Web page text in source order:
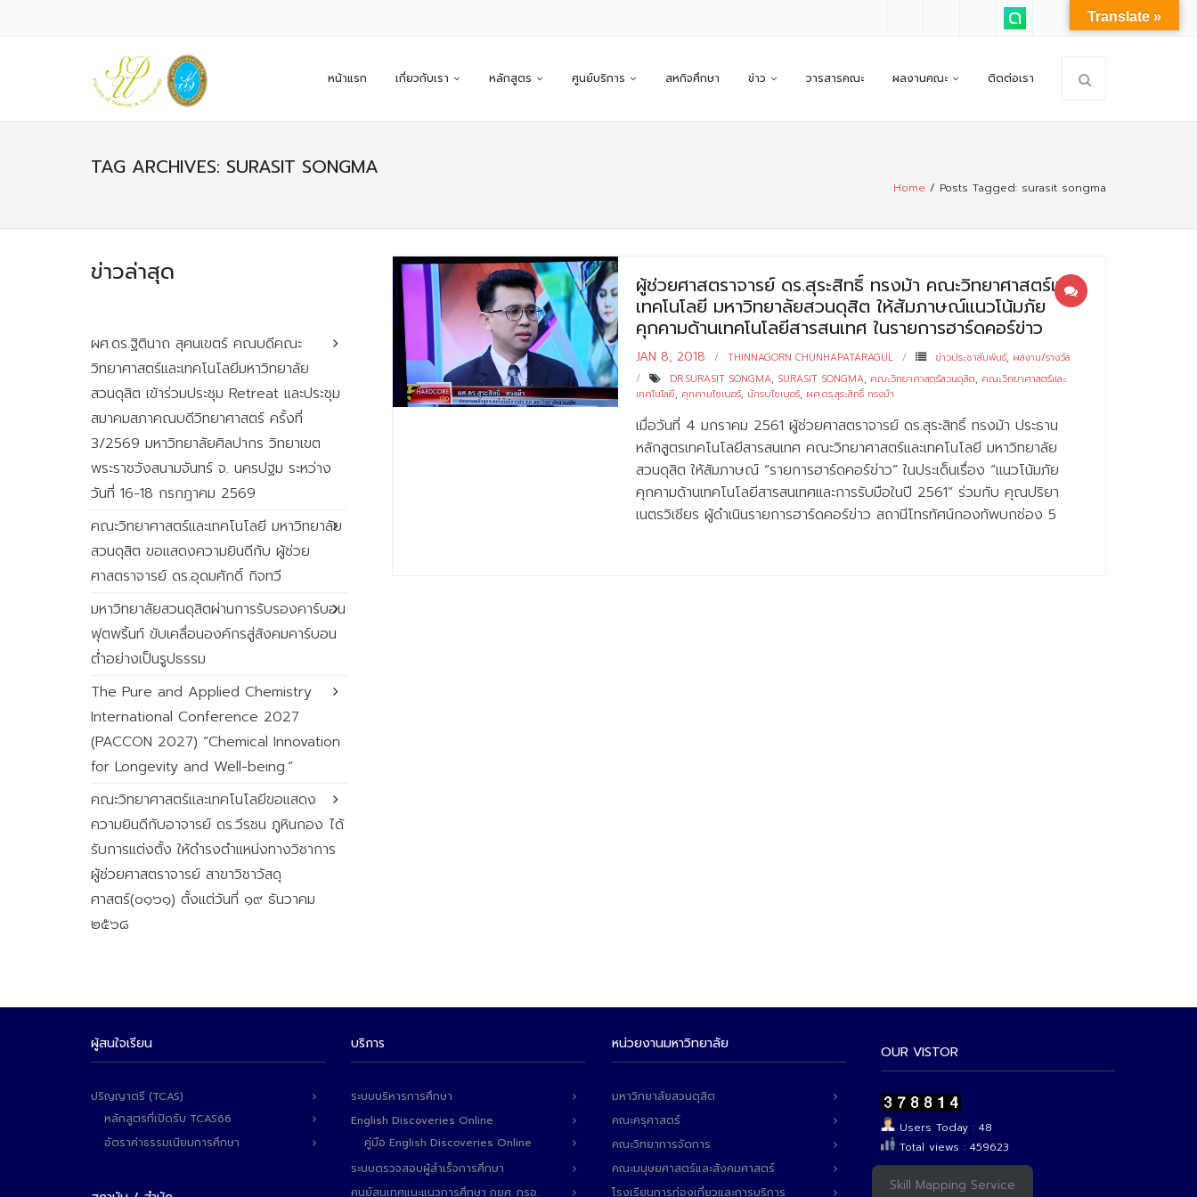
หน้าแรก เกี่ยวกับเรา หลักสูตร ศูนย์บริการ สหกิจศึกษา ข่าว วารสารคณะ ผลงานคณะ ติดต่อเรา
TAG ARCHIVES: SURASIT SONGMA
Home / Posts Tagged: surasit songma
ผู้ช่วยศาสตราจารย์ ดร.สุระสิทธิ์ ทรงม้า คณะวิทยาศาสตร์และ
เทคโนโลยี มหาวิทยาลัยสวนดุสิต ให้สัมภาษณ์แนวโน้มภัย
คุกคามด้านเทคโนโลยีสารสนเทศ ในรายการฮาร์ดคอร์ข่าว
JAN 8, 2018 THINNAGORN CHUNHAPATARAGUL ข่าวประชาสัมพันธ์, ผลงาน/รางวัล
DR.SURASIT SONGMA, SURASIT SONGMA, คณะวิทยาศาสตร์สวนดุสิต, คณะวิทยาศาสตร์และ
เทคโนโลยี, คุกคามไซเบอร์, นักรบไซเบอร์, ผศ.ดร.สุระสิทธิ์ ทรงม้า
เมื่อวันที่ 4 มกราคม 2561 ผู้ช่วยศาสตราจารย์ ดร.สุระสิทธิ์ ทรงม้า ประธาน
หลักสูตรเทคโนโลยีสารสนเทศ คณะวิทยาศาสตร์และเทคโนโลยี มหาวิทยาลัย
สวนดุสิต ให้สัมภาษณ์ “รายการฮาร์ดคอร์ข่าว” ในประเด็นเรื่อง “แนวโน้มภัย
คุกคามด้านเทคโนโลยีสารสนเทศและการรับมือในปี 2561” ร่วมกับ คุณปริยา
เนตรวิเชียร ผู้ดำเนินรายการฮาร์ดคอร์ข่าว สถานีโทรทัศน์กองทัพบกช่อง 5
ข่าวล่าสุด
ผศ.ดร.ฐิตินาถ สุคนเขตร์ คณบดีคณะ
วิทยาศาสตร์และเทคโนโลยีมหาวิทยาลัย
สวนดุสิต เข้าร่วมประชุม Retreat และประชุม
สมาคมสภาคณบดีวิทยาศาสตร์ ครั้งที่
3/2569 มหาวิทยาลัยศิลปากร วิทยาเขต
พระราชวังสนามจันทร์ จ. นครปฐม ระหว่าง
วันที่ 16-18 กรกฎาคม 2569
คณะวิทยาศาสตร์และเทคโนโลยี มหาวิทยาลัย
สวนดุสิต ขอแสดงความยินดีกับ ผู้ช่วย
ศาสตราจารย์ ดร.อุดมศักดิ์ กิจทวี
มหาวิทยาลัยสวนดุสิตผ่านการรับรองคาร์บอน
ฟุตพริ้นท์ ขับเคลื่อนองค์กรสู่สังคมคาร์บอน
ต่ำอย่างเป็นรูปธรรม
The Pure and Applied Chemistry
International Conference 2027
(PACCON 2027) “Chemical Innovation
for Longevity and Well-being.”
คณะวิทยาศาสตร์และเทคโนโลยีขอแสดง
ความยินดีกับอาจารย์ ดร.วีรชน ภูหินกอง ได้
รับการแต่งตั้ง ให้ดำรงตำแหน่งทางวิชาการ
ผู้ช่วยศาสตราจารย์ สาขาวิชาวัสดุ
ศาสตร์(๐๑๖๑) ตั้งแต่วันที่ ๑๙ ธันวาคม
๒๕๖๘
ผู้สนใจเรียน
ปริญญาตรี (TCAS)
หลักสูตรที่เปิดรับ TCAS66
อัตราค่าธรรมเนียมการศึกษา
บริการ
ระบบบริหารการศึกษา
English Discoveries Online
คู่มือ English Discoveries Online
ระบบตรวจสอบผู้สำเร็จการศึกษา
ศูนย์สนเทศแนะแนวการศึกษา กยศ. กรอ.
หน่วยงานมหาวิทยาลัย
มหาวิทยาลัยสวนดุสิต
คณะครุศาสตร์
คณะวิทยาการจัดการ
คณะมนุษยศาสตร์และสังคมศาสตร์
โรงเรียนการท่องเที่ยวและการบริการ
OUR VISTOR
Users Today : 48
Total views : 459623
Skill Mapping Service
Translate »